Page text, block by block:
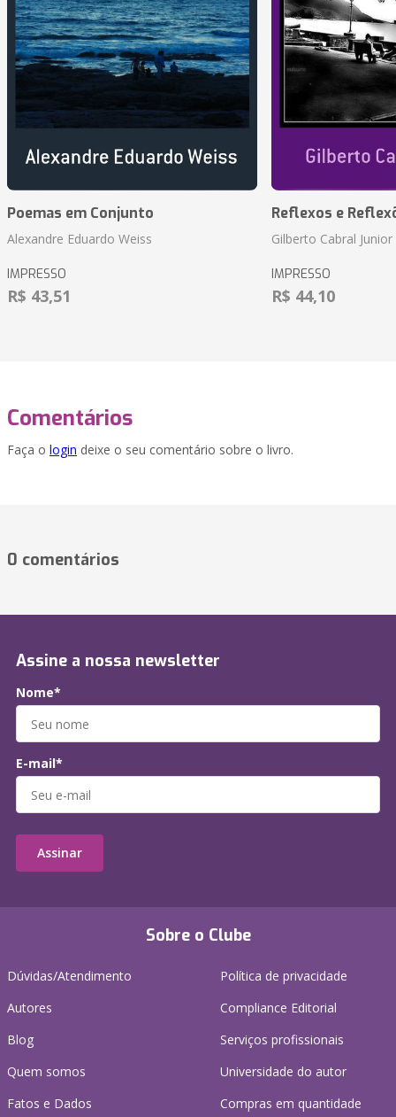
Poemas em Conjunto
Alexandre Eduardo Weiss
IMPRESSO
R$ 43,51
Reflexos e
Gilberto Cabral Junior
IMPRESSO
R$ 44,10
Comentários
Faça o login deixe o seu comentário sobre o livro.
0 comentários
Sobre o Clube
Dúvidas/Atendimento
Autores
Blog
Quem somos
Fatos e Dados
Política de privacidade
Compliance Editorial
Serviços profissionais
Universidade do autor
Compras em quantidade
Assine a nossa newsletter
Nome*
E-mail*
Assinar